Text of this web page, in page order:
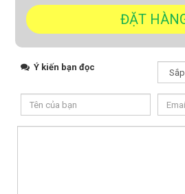
Ý kiến bạn đọc